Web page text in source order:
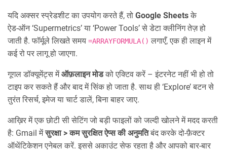
यदि अक्सर स्प्रेडशीट का उपयोग करते हैं, तो Google Sheets के
ऐड‑ऑन ‘Supermetrics’ या ‘Power Tools’ से डेटा क्लीनिंग तेज़ हो
जाती है. फॉर्मूले लिखते समय =ARRAYFORMULA() लगाएँ, एक ही लाइन में
कई रो पर लागू हो जाएगा.
गूगल डॉक्यूमेंट्स मेंऑफ़लाइन मोडको एक्टिव करें – इंटरनेट नहीं भी हो तो
टाइप कर सकते हैं और बाद में सिंक हो जाता है. साथ ही ‘Explore’ बटन से
तुरंत रिसर्च, इमेज या चार्ट डालें, बिना बाहर जाए.
आख़िर में एक छोटी सी सेटिंग जो बड़ी फाइलों को जल्दी खोलने में मदद करती
है: Gmail मेंसुरक्षा > कम सुरक्षित ऐप्स की अनुमतिबंद करके दो‑फ़ैक्टर
ऑथेंटिकेशन एनेबल करें. इससे अकाउंट सेफ रहता है और आपको बार-बार